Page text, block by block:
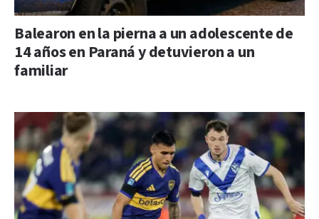
Balearon en la pierna a un adolescente de
14 años en Paraná y detuvieron a un
familiar